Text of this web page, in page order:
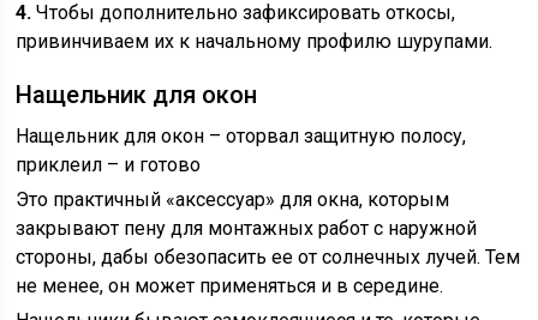
4. Чтобы дополнительно зафиксировать откосы,
привинчиваем их к начальному профилю шурупами.
Нащельник для окон
Нащельник для окон – оторвал защитную полосу,
приклеил – и готово
Это практичный «аксессуар» для окна, которым
закрывают пену для монтажных работ с наружной
стороны, дабы обезопасить ее от солнечных лучей. Тем
не менее, он может применяться и в середине.